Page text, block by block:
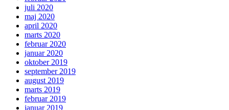
juli 2020
maj 2020
april 2020
marts 2020
februar 2020
januar 2020
oktober 2019
september 2019
august 2019
marts 2019
februar 2019
januar 2019